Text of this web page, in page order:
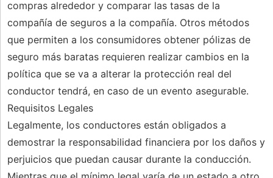
compras alrededor y comparar las tasas de la
compañía de seguros a la compañía. Otros métodos
que permiten a los consumidores obtener pólizas de
seguro más baratas requieren realizar cambios en la
política que se va a alterar la protección real del
conductor tendrá, en caso de un evento asegurable.
Requisitos Legales
Legalmente, los conductores están obligados a
demostrar la responsabilidad financiera por los daños y
perjuicios que puedan causar durante la conducción.